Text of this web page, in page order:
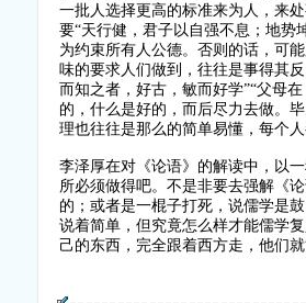
一批人选择更高的标准来为人，来
要“天行健，君子以自强不息；地势
为约束所有人公德。否则的话，可
味的要求人们做到，往往是事得其
而知之者，好古，敏而好学”“父母
的，什么是好的，而后尽力去做。
理也往往是那么的简单易懂，每个
李泽厚在对《论语》的解读中，以
所必须做得吧。不是非要去强解《
的；或者是一棍子打死，说儒学是
说着简单，但究竟怎么样才能儒学
己的东西，完全跟着西方走，他们